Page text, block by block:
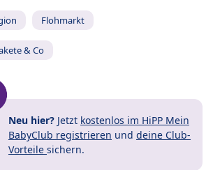
Flohmarkt
& Co
Neu hier? Jetzt kostenlos im HiPP Mein
BabyClub registrieren und deine Club-
Vorteile sichern.